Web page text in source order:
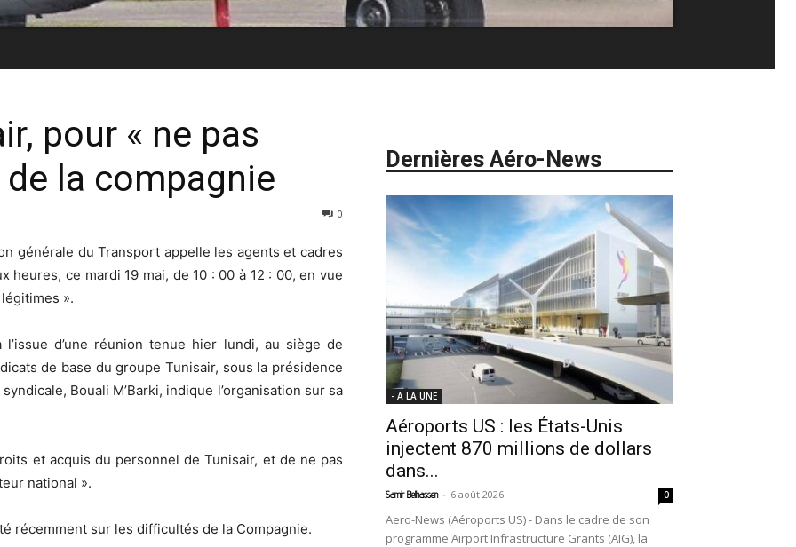
pour « ne pas
la compagnie
0
générale du Transport appelle les agents et cadres
heures, ce mardi 19 mai, de 10 : 00 à 12 : 00, en vue
».
d’une réunion tenue hier lundi, au siège de
de base du groupe Tunisair, sous la présidence
Bouali M’Barki, indique l’organisation sur sa
et acquis du personnel de Tunisair, et de ne pas
national ».
récemment sur les difficultés de la Compagnie.
Dernières Aéro-News
- A LA UNE
Aéroports US : les États-Unis
injectent 870 millions de dollars
dans...
Samir Belhassen - 6 août 2026 0
Aero-News (Aéroports US) - Dans le cadre de son
programme Airport Infrastructure Grants (AIG), la